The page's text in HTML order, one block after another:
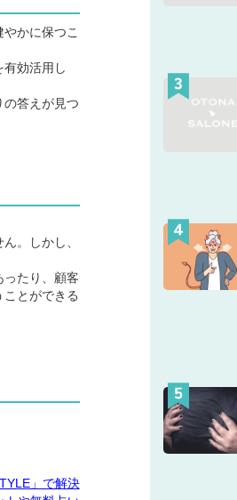
かに保つこ
効活用し
答えが見つ
。しかし、
たり、顧客
とができる
」で解決